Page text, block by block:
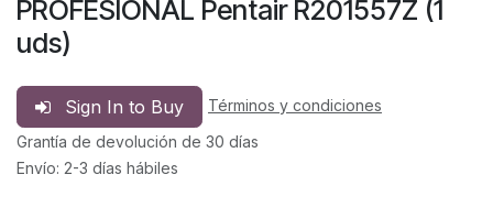
PROFESIONAL Pentair R201557Z (1
uds)
Sign In to Buy
Términos y condiciones
Grantía de devolución de 30 días
Envío: 2-3 días hábiles